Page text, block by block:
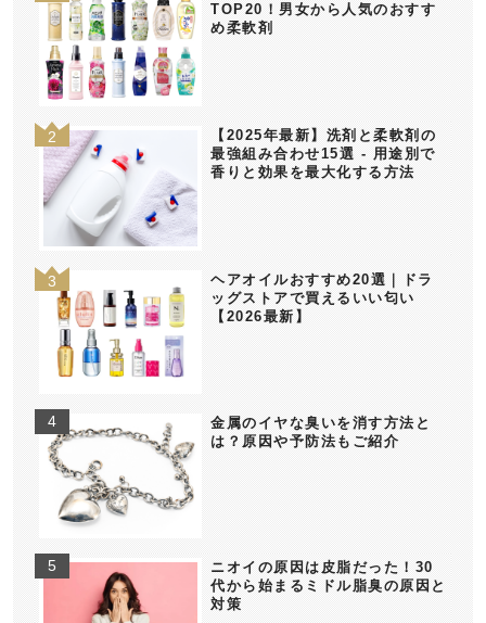
TOP20！男女から人気のおすす
め柔軟剤
【2025年最新】洗剤と柔軟剤の
最強組み合わせ15選 - 用途別で
香りと効果を最大化する方法
ヘアオイルおすすめ20選｜ドラ
ッグストアで買えるいい匂い
【2026最新】
金属のイヤな臭いを消す方法と
は？原因や予防法もご紹介
ニオイの原因は皮脂だった！30
代から始まるミドル脂臭の原因と
対策